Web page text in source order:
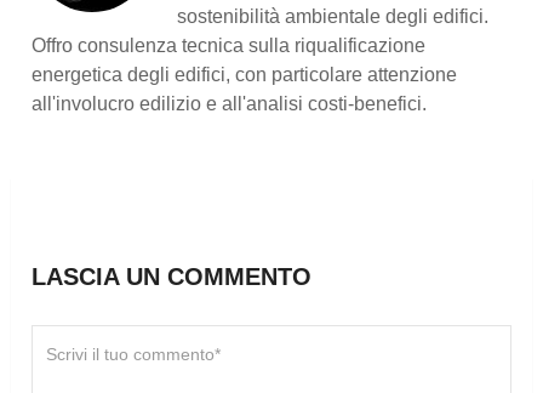
sostenibilità ambientale degli edifici.
Offro consulenza tecnica sulla riqualificazione
energetica degli edifici, con particolare attenzione
all'involucro edilizio e all'analisi costi-benefici.
LASCIA UN COMMENTO